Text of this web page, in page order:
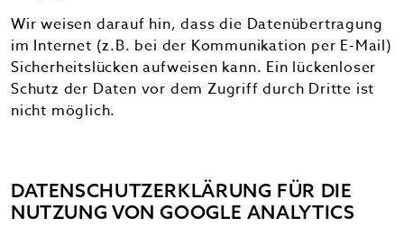
Wir weisen darauf hin, dass die Datenübertragung
im Internet (z.B. bei der Kommunikation per E-Mail)
Sicherheitslücken aufweisen kann. Ein lückenloser
Schutz der Daten vor dem Zugriff durch Dritte ist
nicht möglich.
DATENSCHUTZERKLÄRUNG FÜR DIE
NUTZUNG VON GOOGLE ANALYTICS